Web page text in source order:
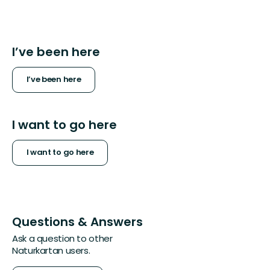
I’ve been here
I’ve been here
I want to go here
I want to go here
Questions & Answers
Ask a question to other
Naturkartan users.